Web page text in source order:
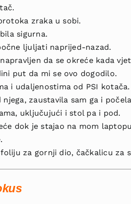
zraka u sobi.
sigurna.
ljuljati naprijed-nazad.
da se okreće kada
put da mi se ovo dogodilo.
i udaljenostima od PSI kotača.
zaustavila sam ga i
uključujući i stol pa i pod.
dok je stajao na mom
za gornji dio, čačkalicu za